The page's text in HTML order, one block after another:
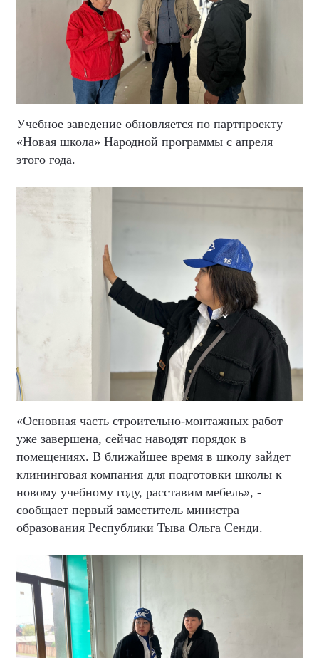
Учебное заведение обновляется по партпроекту
«Новая школа» Народной программы с апреля
этого года.
«Основная часть строительно-монтажных работ
уже завершена, сейчас наводят порядок в
помещениях. В ближайшее время в школу зайдет
клининговая компания для подготовки школы к
новому учебному году, расставим мебель», -
сообщает первый заместитель министра
образования Республики Тыва Ольга Сенди.